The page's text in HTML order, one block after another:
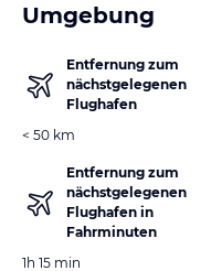
Umgebung
Entfernung zum
nächstgelegenen
Flughafen
< 50 km
Entfernung zum
nächstgelegenen
Flughafen in
Fahrminuten
1h 15 min